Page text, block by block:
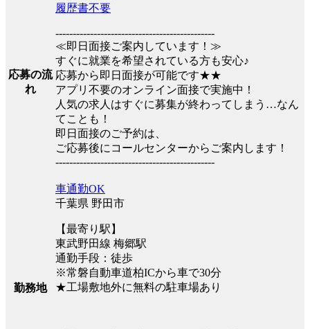
応募の流
れ
履歴書不要
----------------------------------------------
≪即日面接ご案内しています！≫
すぐに就業を希望されている方も安心♪
応募から即日面接が可能です★★
アプリ不要のオンライン面接で実施中！
人気の求人はすぐに募集が終わってしまう…なん
てことも！
即日面接のご予約は、
ご応募後にコールセンターからご案内します！
----------------------------------------------
勤務地
車通勤OK
千葉県 野田市
【最寄り駅】
東武野田線 梅郷駅
通勤手段：徒歩
※常磐自動車道柏ICから車で30分
★工場敷地外に無料の駐車場あり